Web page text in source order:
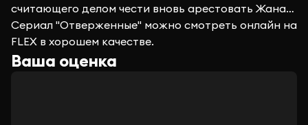
считающего делом чести вновь арестовать Жана…
Сериал "Отверженные" можно смотреть онлайн на
FLEX в хорошем качестве.
Ваша оценка